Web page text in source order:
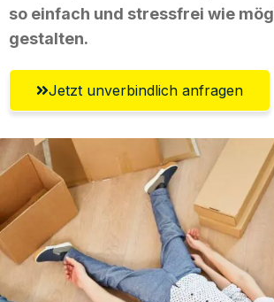
so einfach und stressfrei wie
gestalten.
Jetzt unverbindlich anfragen